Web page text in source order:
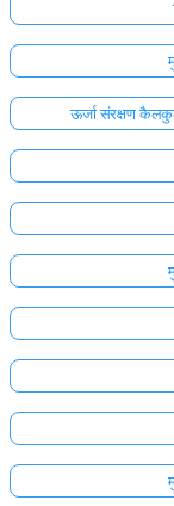
ऊर्जा संरक्षण